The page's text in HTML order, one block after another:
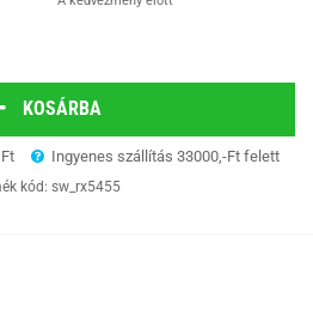
KOSÁRBA
Ingyenes szállítás 33000,-Ft felett
kód: sw_rx5455